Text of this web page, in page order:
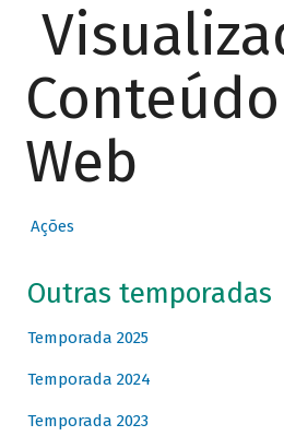
Web
Ações
Outras temporadas
Temporada 2025
Temporada 2024
Temporada 2023